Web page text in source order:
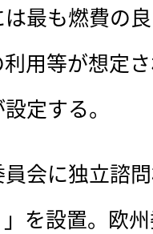
最も燃費の
用等が想定
定する。
会に独立諮
を設置。欧